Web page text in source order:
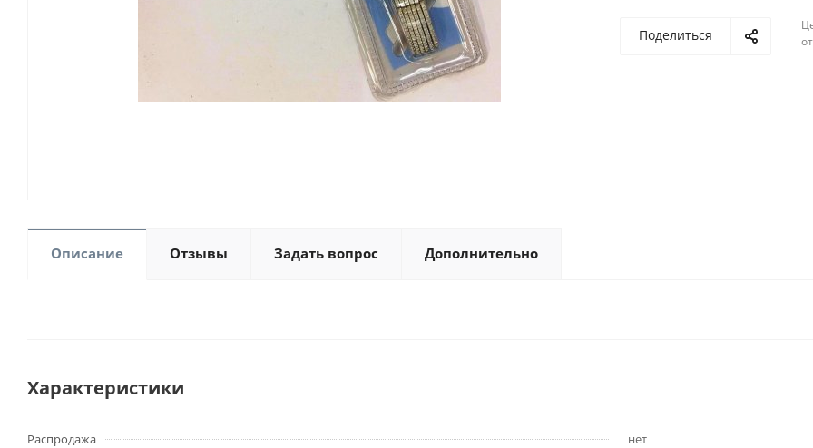
Поделиться
Описание Отзывы Задать вопрос Дополнительно
Характеристики
Распродажа
нет